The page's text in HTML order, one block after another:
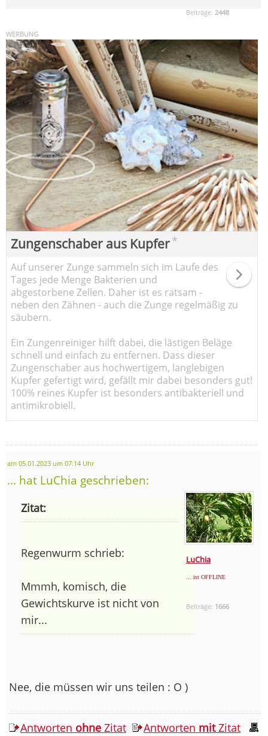
Beiträge: 2448
Zungenschaber aus Kupfer*
Auf unserer Zunge sammeln sich im Laufe des
Tages jede Menge Bakterien und
abgestorbene Zellen. Daher ist es ratsam -
neben den Zähnen - auch die Zunge regelmäßig zu
säubern.
Ein Zungenreiniger hilft dabei, die lästigen Beläge
schnell und einfach zu entfernen. Dass dieser
Zungenschaber aus hochwertigem, langlebigen
Kupfer gefertigt wird, gefällt mir dabei besonders gut!
100% reines Kupfer ist besonders antibakteriell und
antimikrobiell.
am 05.01.2023 um 07:14 Uhr
... hat LuChia geschrieben:
LuChia
... ist OFFLINE
Beiträge: 1666
Zitat:
Regenwurm schrieb:
Mmmh, komisch, die
Gewichtskurve ist nicht von
mir...
Nee, die müssen wir uns teilen : O )
Antworten ohne Zitat Antworten mitZitat